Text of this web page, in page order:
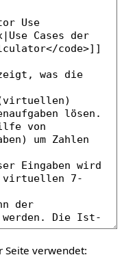
Seite verwendet: